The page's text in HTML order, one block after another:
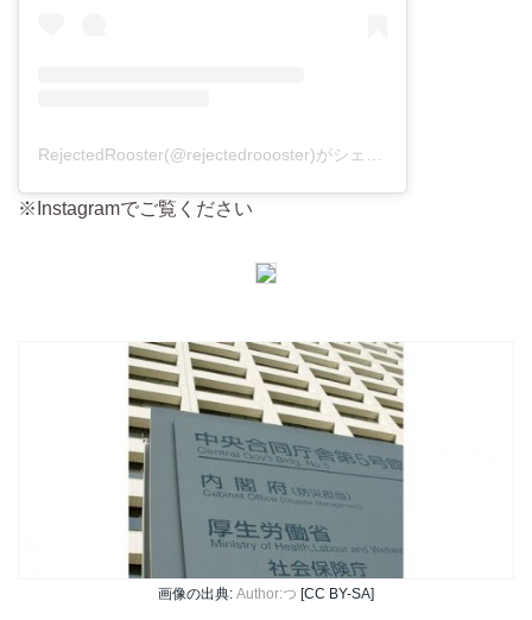
※Instagramでご覧ください
画像の出典: Author:つ [CC BY-SA]